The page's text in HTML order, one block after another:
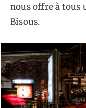
nous offre à tous
Bisous.